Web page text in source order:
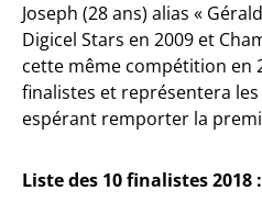
Joseph (28 ans) alias «
Digicel Stars en 2009 et
cette même compétition en
finalistes et représentera les
espérant remporter la
Liste des 10 finalistes 2018 :